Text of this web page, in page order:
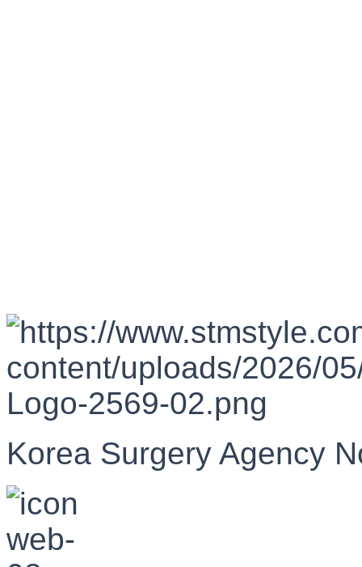
Korea Surgery Agency